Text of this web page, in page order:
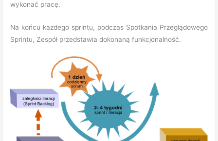
wykonać pracę.
Na końcu każdego sprintu, podczas Spotkania Przeglądowego
Sprintu, Zespół przedstawia dokonaną funkcjonalność.